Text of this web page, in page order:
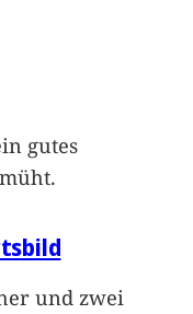
gutes
und zwei